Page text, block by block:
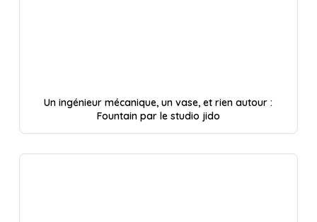
Un ingénieur mécanique, un vase, et rien autour :
Fountain par le studio jido